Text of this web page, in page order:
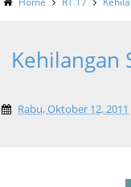
Kehilangan
Rabu, Oktober 12, 2011